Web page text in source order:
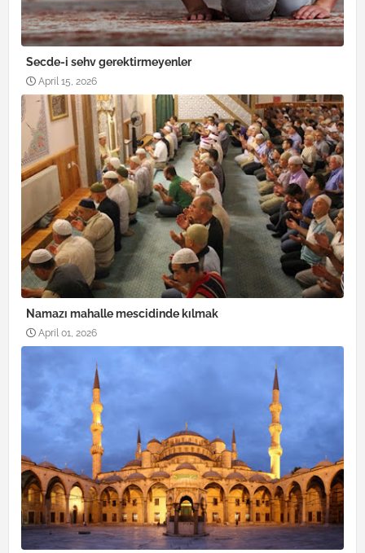
Secde-i sehv gerektirmeyenler
April 15, 2026
Namazı mahalle mescidinde kılmak
April 01, 2026